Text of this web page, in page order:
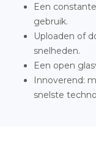
Een
gebruik.
Uploaden of
snelheden.
Een open
Innoverend:
snelste